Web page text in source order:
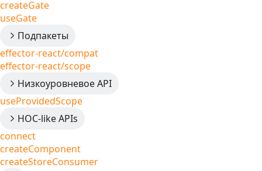
createGate
useGate
Подпакеты
effector-react/compat
effector-react/scope
Низкоуровневое API
useProvidedScope
HOC-like APIs
connect
createComponent
createStoreConsumer